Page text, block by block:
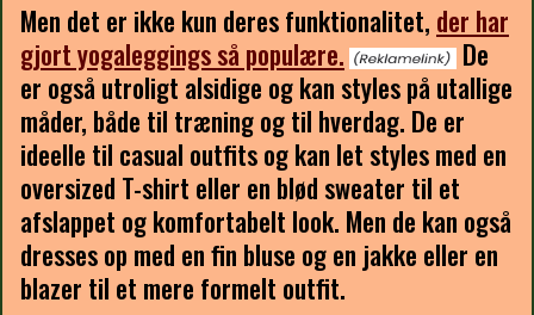
Men det er ikke kun deres funktionalitet, der har
gjort yogaleggings så populære.
De
er også utroligt alsidige og kan styles på utallige
måder, både til træning og til hverdag. De er
ideelle til casual outfits og kan let styles med en
oversized T-shirt eller en blød sweater til et
afslappet og komfortabelt look. Men de kan også
dresses op med en fin bluse og en jakke eller en
blazer til et mere formelt outfit.